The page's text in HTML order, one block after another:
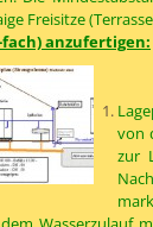
Freisitze
fach) anzufertigen:
von
zur